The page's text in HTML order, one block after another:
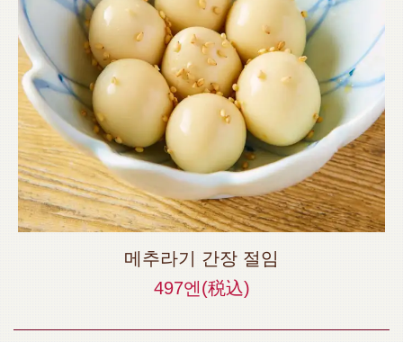
메추라기 간장 절임
497엔 (税込)